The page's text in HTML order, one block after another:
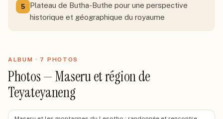
5
Plateau de Butha-Buthe pour une perspective
historique et géographique du royaume
ALBUM · 7 PHOTOS
Photos — Maseru et région de
Teyateyaneng